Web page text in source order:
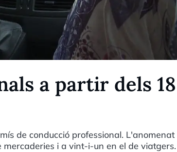
a partir dels 18
de conducció professional. L'anomenat
i a vint-i-un en el de viatgers.